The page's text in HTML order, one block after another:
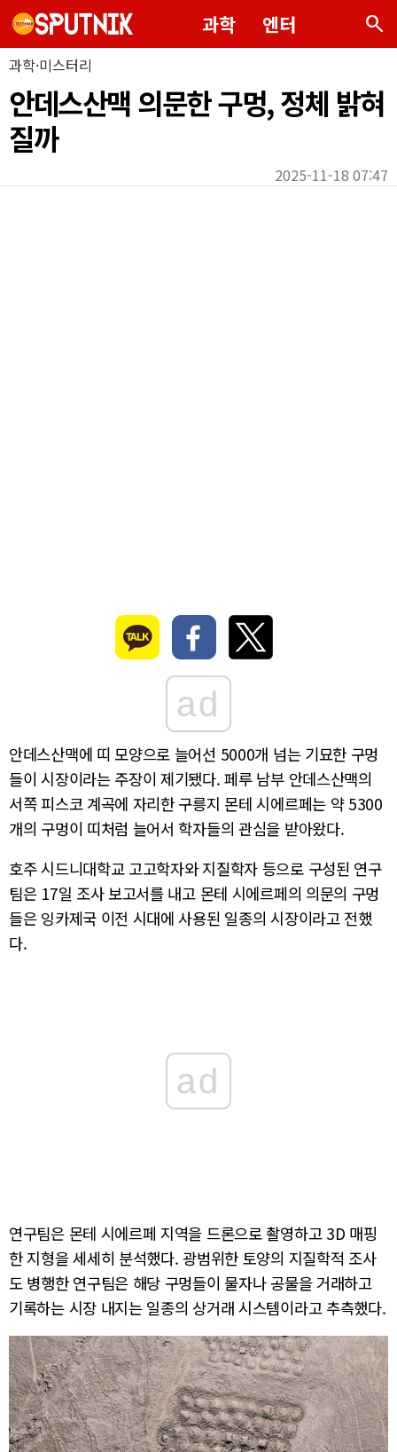
과학 엔터 search
과학·미스터리
안데스산맥 의문한 구멍, 정체 밝혀
질까
2025-11-18 07:47
ad
안데스산맥에 띠 모양으로 늘어선 5000개 넘는 기묘한 구멍
들이 시장이라는 주장이 제기됐다. 페루 남부 안데스산맥의
서쪽 피스코 계곡에 자리한 구릉지 몬테 시에르페는 약 5300
개의 구멍이 띠처럼 늘어서 학자들의 관심을 받아왔다.
호주 시드니대학교 고고학자와 지질학자 등으로 구성된 연구
팀은 17일 조사 보고서를 내고 몬테 시에르페의 의문의 구멍
들은 잉카제국 이전 시대에 사용된 일종의 시장이라고 전했
다.
ad
연구팀은 몬테 시에르페 지역을 드론으로 촬영하고 3D 매핑
한 지형을 세세히 분석했다. 광범위한 토양의 지질학적 조사
도 병행한 연구팀은 해당 구멍들이 물자나 공물을 거래하고
기록하는 시장 내지는 일종의 상거래 시스템이라고 추측했다.